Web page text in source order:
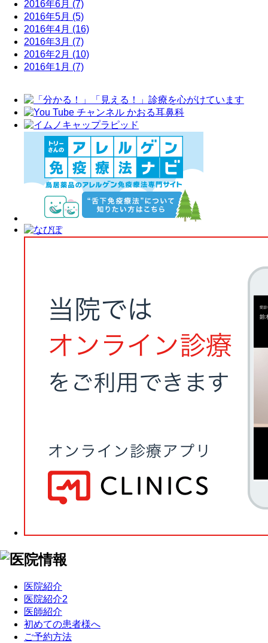
2016年6月 (7)
2016年5月 (5)
2016年4月 (16)
2016年3月 (7)
2016年2月 (10)
2016年1月 (7)
医院紹介
医院紹介2
医師紹介
初めての患者様へ
ご予約方法